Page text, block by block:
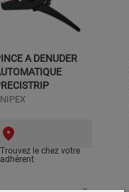
A DENUDER
Trouvez le chez votre
adhérent